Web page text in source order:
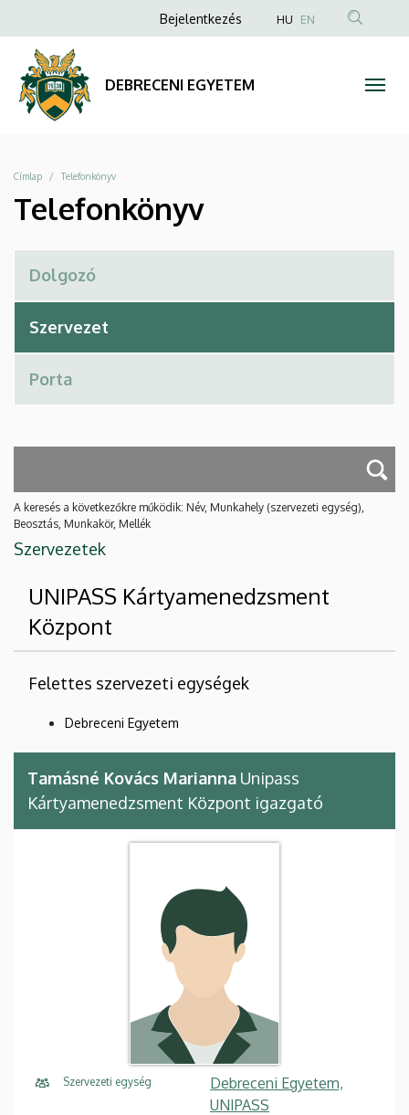
Telefonkönyv
DEBRECENI
EGYETEM
a
tartalomra
Anonim
menüje
Bejelentkezés HU EN
DEBRECENI EGYETEM
Morzsa
Címlap Telefonkönyv
Telefonkönyv
A keresés a következőkre működik: Név, Munkahely (szervezeti egység),
Beosztás, Munkakör, Mellék
Szervezetek
UNIPASS Kártyamenedzsment
Központ
Felettes szervezeti egységek
Debreceni Egyetem
Tamásné Kovács Marianna Unipass
Kártyamenedzsment Központ igazgató
Szervezeti egység
Debreceni Egyetem,
UNIPASS